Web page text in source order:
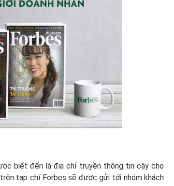
biết đến là địa chỉ truyền thông tin cậy cho
tạp chí Forbes sẽ được gửi tới nhóm khách